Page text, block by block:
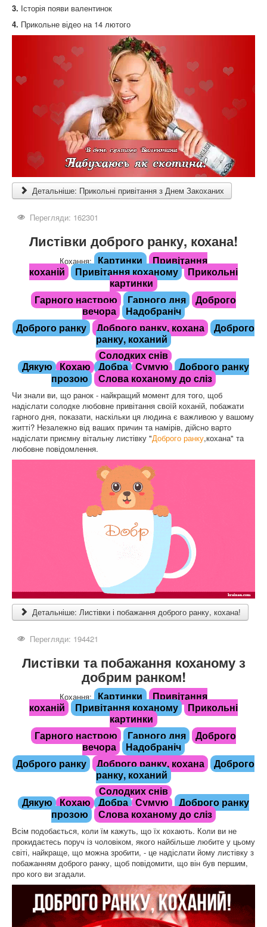
3. Історія появи валентинок
4. Прикольне відео на 14 лютого
Детальніше: Прикольні привітання з Днем Закоханих
Перегляди: 162301
Листівки доброго ранку, кохана!
Кохання: Картинки
Привітання
коханій
Привітання коханому
Прикольні
картинки
Гарного настрою
Гарного дня
Доброго
вечора
Надобраніч
Доброго ранку
Доброго ранку, кохана
Доброго
ранку, коханий
Солодких снів
Дякую
Кохаю Добра Сумую
Доброго ранку
прозою
Слова коханому до сліз
Чи знали ви, що ранок - найкращий момент для того, щоб
надіслати солодке любовне привітання своїй коханій, побажати
гарного дня, показати, наскільки ця людина є важливою у вашому
житті? Незалежно від ваших причин та намірів, дійсно варто
надіслати приємну вітальну листівку "Доброго ранку,кохана" та
любовне повідомлення.
Детальніше: Листівки і побажання доброго ранку, кохана!
Перегляди: 194421
Листівки та побажання коханому з
добрим ранком!
Кохання: Картинки
Привітання
коханій
Привітання коханому
Прикольні
картинки
Гарного настрою
Гарного дня
Доброго
вечора
Надобраніч
Доброго ранку
Доброго ранку, кохана
Доброго
ранку, коханий
Солодких снів
Дякую
Кохаю Добра Сумую
Доброго ранку
прозою
Слова коханому до сліз
Всім подобається, коли їм кажуть, що їх кохають. Коли ви не
прокидаєтесь поруч із чоловіком, якого найбільше любите у цьому
світі, найкраще, що можна зробити, - це надіслати йому листівку з
побажанням доброго ранку, щоб повідомити, що він був першим,
про кого ви згадали.